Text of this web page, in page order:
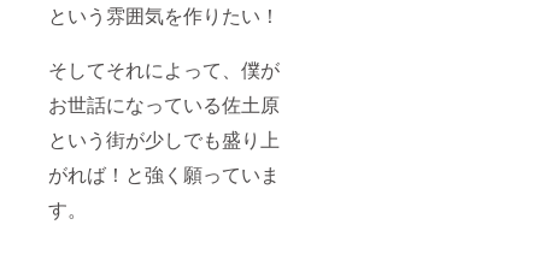
という雰囲気を作りたい！
そしてそれによって、僕が
お世話になっている佐土原
という街が少しでも盛り上
がれば！と強く願っていま
す。